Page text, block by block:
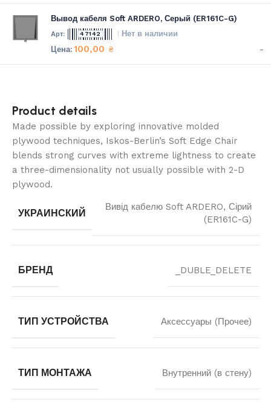
Вывод кабеля Soft ARDERO, Серый (ER161C-G)
47142 Нет в наличии
100,00 ₴ -
Product details
Made possible by exploring innovative molded
plywood techniques, Iskos-Berlin’s Soft Edge Chair
blends strong curves with extreme lightness to create
a three-dimensionality not usually possible with 2-D
plywood.
УКРАИНСКИЙ
Вивід кабелю Soft ARDERO, Сірий
(ER161C-G)
БРЕНД _DUBLE_DELETE
ТИП УСТРОЙСТВА Аксессуары (Прочее)
ТИП МОНТАЖА Внутренний (в стену)